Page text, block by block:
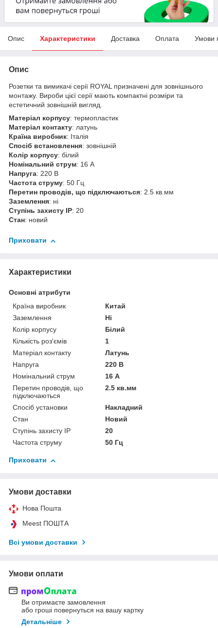
Опис Характеристики Доставка Оплата Умови
Опис
Розетки та вимикачі серії ROYAL призначені для зовнішнього
монтажу. Вироби цієї серії мають компактні розміри та
естетичний зовнішній вигляд.
Матеріал корпусу: термопластик
Матеріал контакту: латунь
Країна виробник: Італія
Спосіб встановлення: зовнішній
Колір корпусу: білий
Номінальний струм: 16 А
Напруга: 220 В
Частота струму: 50 Гц
Перетин проводів, що підключаються: 2.5 кв.мм
Заземлення: ні
Ступінь захисту ІР: 20
Стан: новий
Приховати
Характеристики
Основні атрибути
Країна виробник
Китай
Заземлення
Ні
Колір корпусу
Білий
Кількість роз'ємів
1
Матеріал контакту
Латунь
Напруга
220 В
Номінальний струм
16 А
Перетин проводів, що
підключаються
2.5 кв.мм
Спосіб установки
Накладний
Стан
Новий
Ступінь захисту IP
20
Частота струму
50 Гц
Приховати
Умови доставки
Нова Пошта
Meest ПОШТА
Всі умови доставки
Умови оплати
Ви отримаєте замовлення
або гроші повернуться на вашу картку
Детальніше